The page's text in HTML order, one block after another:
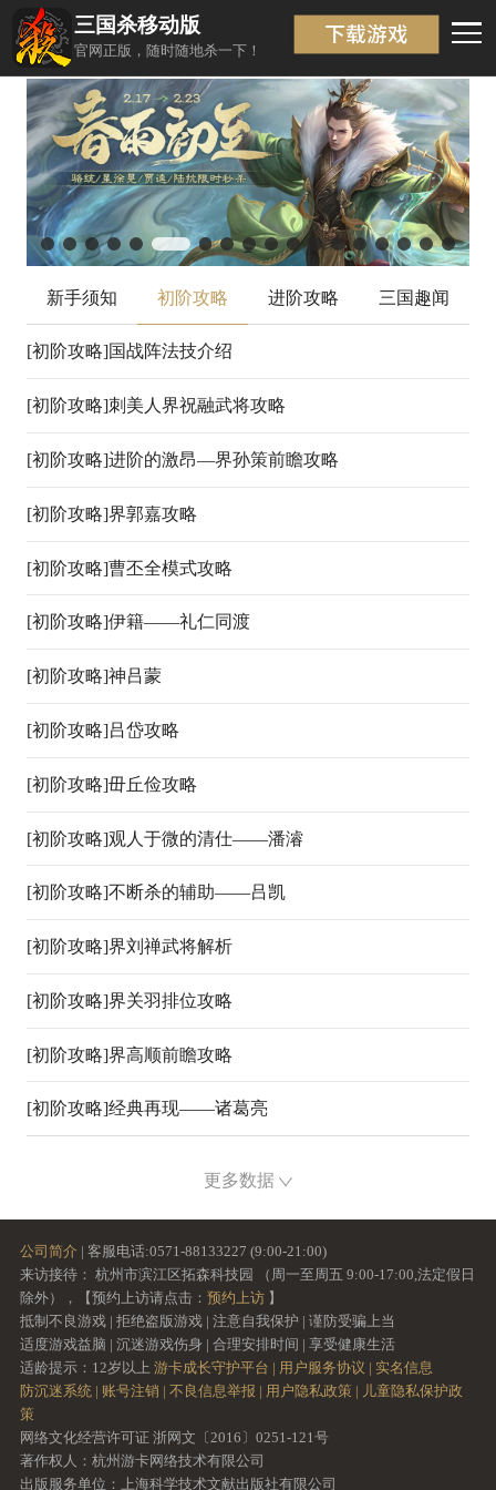
三国杀移动版
官网正版，随时随地杀一下！
返回
新手须知 初阶攻略 进阶攻略 三国趣闻
[初阶攻略] 国战阵法技介绍
07-01
[初阶攻略]刺美人界祝融武将攻略
07-01
[初阶攻略]进阶的激昂—界孙策前瞻攻略
07-01
[初阶攻略]界郭嘉攻略
07-01
[初阶攻略]曹丕全模式攻略
06-30
[初阶攻略]伊籍——礼仁同渡
06-30
[初阶攻略]神吕蒙
06-30
[初阶攻略]吕岱攻略
06-30
[初阶攻略]毌丘俭攻略
06-30
[初阶攻略]观人于微的清仕——潘濬
06-30
[初阶攻略]不断杀的辅助——吕凯
06-30
[初阶攻略]界刘禅武将解析
06-30
[初阶攻略]界关羽排位攻略
06-30
[初阶攻略]界高顺前瞻攻略
06-30
[初阶攻略]经典再现——诸葛亮
更多数据
公司简介 | 客服电话:0571-88133227 (9:00-21:00)
来访接待： 杭州市滨江区拓森科技园 （周一至周五 9:00-17:00,法定假日
除外），【预约上访请点击： 预约上访】
抵制不良游戏 | 拒绝盗版游戏 | 注意自我保护 | 谨防受骗上当
适度游戏益脑 | 沉迷游戏伤身 | 合理安排时间 | 享受健康生活
适龄提示：12岁以上 游卡成长守护平台 | 用户服务协议 | 实名信息
防沉迷系统 | 账号注销 | 不良信息举报 | 用户隐私政策 | 儿童隐私保护政
策
网络文化经营许可证 浙网文〔2016〕0251-121号
著作权人：杭州游卡网络技术有限公司
出版服务单位：上海科学技术文献出版社有限公司